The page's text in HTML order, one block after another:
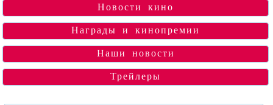
Новости кино
Награды и кинопремии
Наши новости
Трейлеры